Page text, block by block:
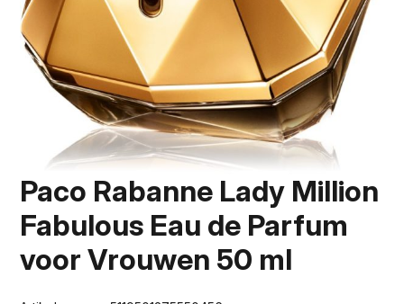
Paco Rabanne Lady Million
Fabulous Eau de Parfum
voor Vrouwen 50 ml